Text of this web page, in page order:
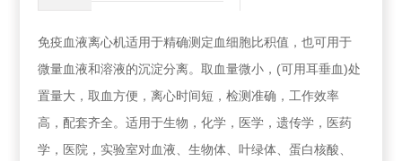
免疫血液离心机适用于精确测定血细胞比积值，也可用于
微量血液和溶液的沉淀分离。取血量微小，(可用耳垂血)处
置量大，取血方便，离心时间短，检测准确，工作效率
高，配套齐全。适用于生物，化学，医学，遗传学，医药
学，医院，实验室对血液、生物体、叶绿体、蛋白核酸、